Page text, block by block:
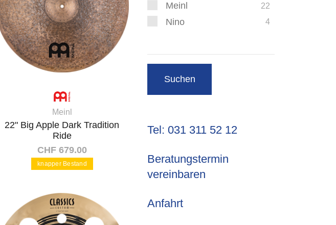
Meinl
22" Big Apple Dark Tradition
Ride
CHF 679.00
knapper Bestand
In den Warenkorb
Meinl 22
Nino 4
Tel: 031 311 52 12
Beratungstermin
vereinbaren
Anfahrt